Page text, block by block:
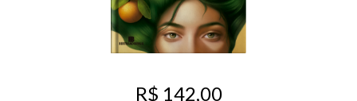
R$ 142,00